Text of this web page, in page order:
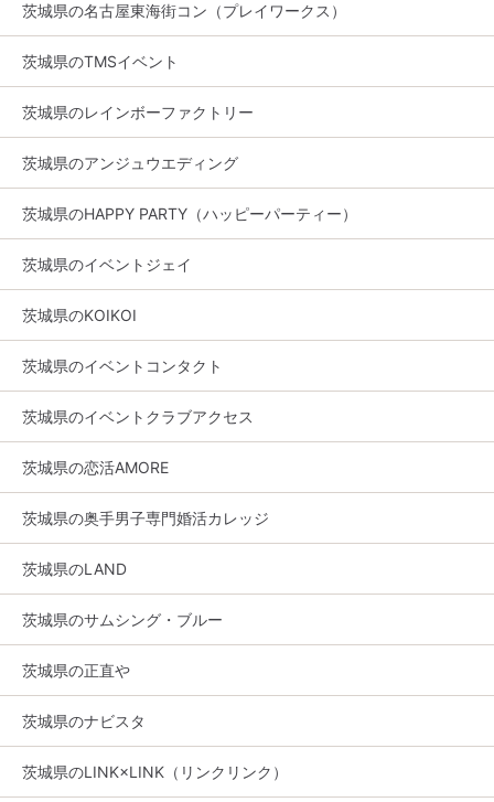
茨城県の名古屋東海街コン（プレイワークス）
茨城県のTMSイベント
茨城県のレインボーファクトリー
茨城県のアンジュウエディング
茨城県のHAPPY PARTY（ハッピーパーティー）
茨城県のイベントジェイ
茨城県のKOIKOI
茨城県のイベントコンタクト
茨城県のイベントクラブアクセス
茨城県の恋活AMORE
茨城県の奥手男子専門婚活カレッジ
茨城県のLAND
茨城県のサムシング・ブルー
茨城県の正直や
茨城県のナビスタ
茨城県のLINK×LINK（リンクリンク）